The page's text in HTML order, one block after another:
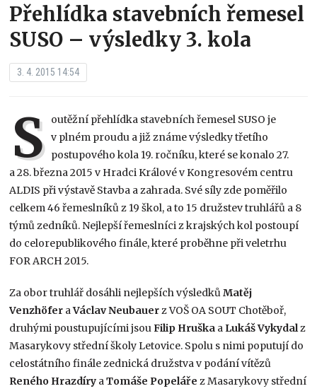
Přehlídka stavebních řemesel
SUSO – výsledky 3. kola
3. 4. 2015 14:54
S outěžní přehlídka stavebních řemesel SUSO je
v plném proudu a již známe výsledky třetího
postupového kola 19. ročníku, které se konalo 27.
a 28. března 2015 v Hradci Králové v Kongresovém centru
ALDIS při výstavě Stavba a zahrada. Své síly zde poměřilo
celkem 46 řemeslníků z 19 škol, a to 15 družstev truhlářů a 8
týmů zedníků. Nejlepší řemeslníci z krajských kol postoupí
do celorepublikového finále, které proběhne při veletrhu
FOR ARCH 2015.
Za obor truhlář dosáhli nejlepších výsledkůMatěj
Venzhöfer aVáclav Neubauer z VOŠ OA SOUT Chotěboř,
druhými poustupujícími jsouFilip Hruška a Lukáš Vykydal z
Masarykovy střední školy Letovice. Spolu s nimi poputují do
celostátního finále zednická družstva v podání vítězů
Reného Hrazdíry aTomáše Popeláře z Masarykovy střední